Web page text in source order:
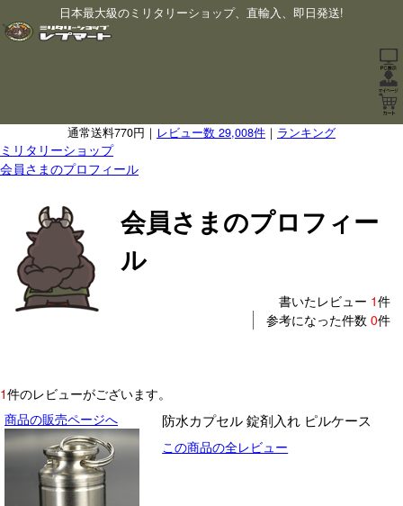
日本最大級のミリタリーショップ、直輸入、即日発送!
通常送料770円｜ レビュー数 29,008件 ｜ ランキング
ミリタリーショップ
会員さまのプロフィール
会員さまのプロフィー
ル
書いたレビュー 1件
参考になった件数 0件
1件のレビューがございます。
商品の販売ページへ
防水カプセル 錠剤入れ ピルケース
この商品の全レビュー